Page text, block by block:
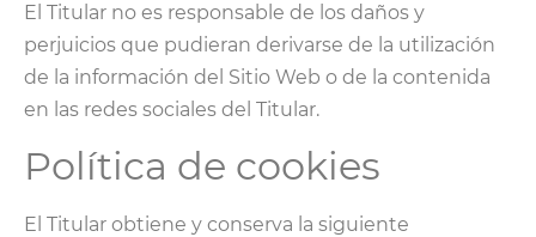
El Titular no es responsable de los daños y
perjuicios que pudieran derivarse de la utilización
de la información del Sitio Web o de la contenida
en las redes sociales del Titular.
Política de cookies
El Titular obtiene y conserva la siguiente